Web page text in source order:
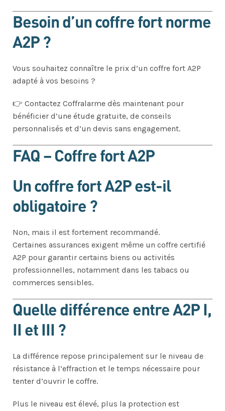
Besoin d’un coffre fort norme
A2P ?
Vous souhaitez connaître le prix d’un coffre fort A2P
adapté à vos besoins ?
👉 Contactez Coffralarme dès maintenant pour
bénéficier d’une étude gratuite, de conseils
personnalisés et d’un devis sans engagement.
FAQ – Coffre fort A2P
Un coffre fort A2P est-il
obligatoire ?
Non, mais il est fortement recommandé.
Certaines assurances exigent même un coffre certifié
A2P pour garantir certains biens ou activités
professionnelles, notamment dans les tabacs ou
commerces sensibles.
Quelle différence entre A2P I,
II et III ?
La différence repose principalement sur le niveau de
résistance à l’effraction et le temps nécessaire pour
tenter d’ouvrir le coffre.
Plus le niveau est élevé, plus la protection est